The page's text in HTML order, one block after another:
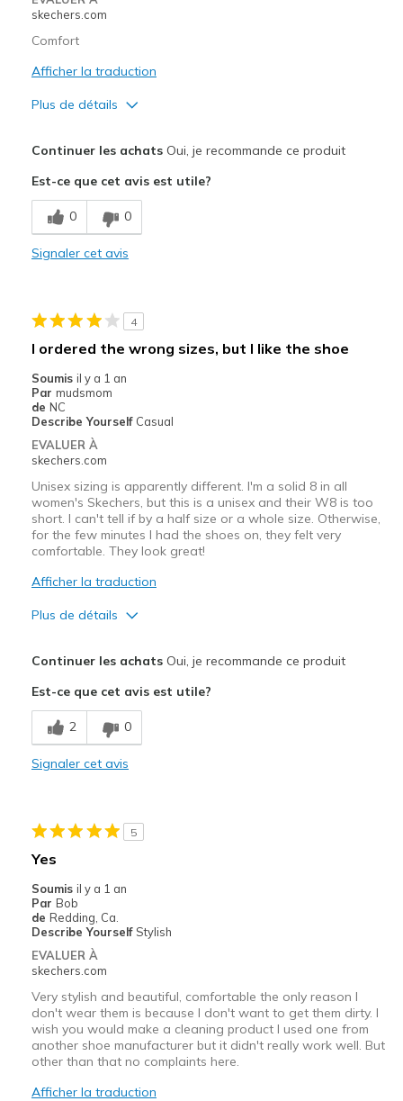
skechers.com
Comfort
Afficher la traduction
Plus de détails
Stylish
Les meilleures utilisations
Casual Wear
Sizing
View On Shoes
I'm Into Shoes
Continuer les achatsOui, je recommande ce produit
Est-ce que cet avis est utile?
0 0
Signaler cet avis
4
I ordered the wrong sizes, but I like the shoe
Soumis il y a 1 an
Par mudsmom
de NC
Describe Yourself Casual
EVALUER À
skechers.com
Unisex sizing is apparently different. I'm a solid 8 in all
women's Skechers, but this is a unisex and their W8 is too
short. I can't tell if by a half size or a whole size. Otherwise,
for the few minutes I had the shoes on, they felt very
comfortable. They look great!
Afficher la traduction
Plus de détails
Width
Sizing
View On Shoes
Continuer les achatsOui, je recommande ce produit
Est-ce que cet avis est utile?
2 0
Signaler cet avis
5
Yes
Soumis il y a 1 an
Par Bob
de Redding, Ca.
Describe Yourself Stylish
EVALUER À
skechers.com
Very stylish and beautiful, comfortable the only reason I
don't wear them is because I don't want to get them dirty. I
wish you would make a cleaning product I used one from
another shoe manufacturer but it didn't really work well. But
other than that no complaints here.
Afficher la traduction